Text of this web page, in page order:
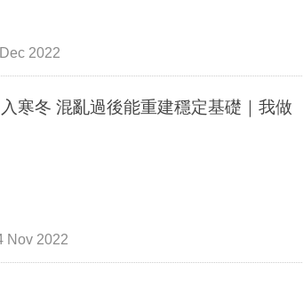
2022
寒冬 混亂過後能重建穩定基礎｜我做
Nov 2022